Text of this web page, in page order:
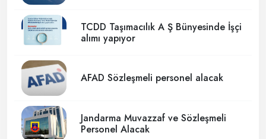
TCDD Taşımacılık A Ş Bünyesinde İşçi
alımı yapıyor
AFAD Sözleşmeli personel alacak
Jandarma Muvazzaf ve Sözleşmeli
Personel Alacak